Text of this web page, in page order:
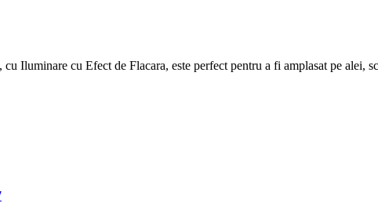
Iluminare cu Efect de Flacara, este perfect pentru a fi amplasat pe alei,